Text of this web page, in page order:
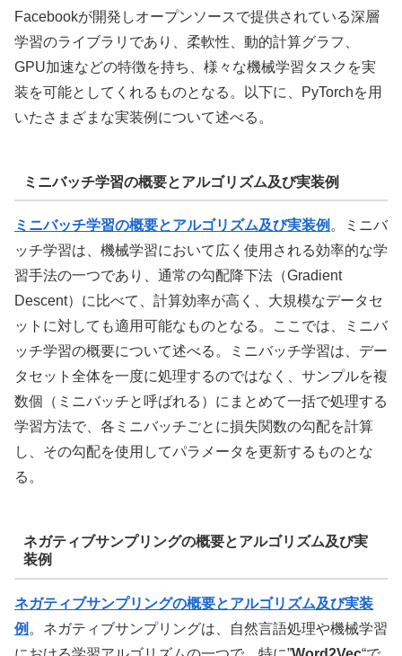
Facebookが開発しオープンソースで提供されている深層
学習のライブラリであり、柔軟性、動的計算グラフ、
GPU加速などの特徴を持ち、様々な機械学習タスクを実
装を可能としてくれるものとなる。以下に、PyTorchを用
いたさまざまな実装例について述べる。
ミニバッチ学習の概要とアルゴリズム及び実装例
ミニバッチ学習の概要とアルゴリズム及び実装例 。ミニバ
ッチ学習は、機械学習において広く使用される効率的な学
習手法の一つであり、通常の勾配降下法（Gradient
Descent）に比べて、計算効率が高く、大規模なデータセ
ットに対しても適用可能なものとなる。ここでは、ミニバ
ッチ学習の概要について述べる。ミニバッチ学習は、デー
タセット全体を一度に処理するのではなく、サンプルを複
数個（ミニバッチと呼ばれる）にまとめて一括で処理する
学習方法で、各ミニバッチごとに損失関数の勾配を計算
し、その勾配を使用してパラメータを更新するものとな
る。
ネガティブサンプリングの概要とアルゴリズム及び実
装例
ネガティブサンプリングの概要とアルゴリズム及び実装
例 。ネガティブサンプリングは、自然言語処理や機械学習